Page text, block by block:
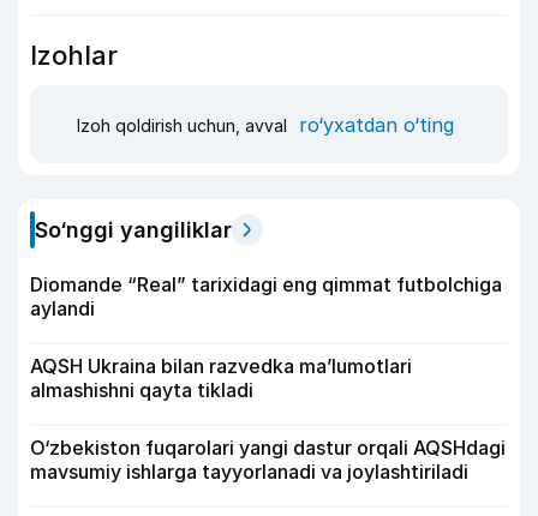
Izohlar
Izoh qoldirish uchun, avval ro‘yxatdan o‘ting
So‘nggi yangiliklar
Diomande “Real” tarixidagi eng qimmat futbolchiga
aylandi
AQSH Ukraina bilan razvedka ma’lumotlari
almashishni qayta tikladi
O‘zbekiston fuqarolari yangi dastur orqali AQSHdagi
mavsumiy ishlarga tayyorlanadi va joylashtiriladi